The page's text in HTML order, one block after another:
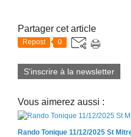
Partager cet article
Repost 0
S'inscrire à la newsletter
Vous aimerez aussi :
Rando Tonique 11/12/2025 St